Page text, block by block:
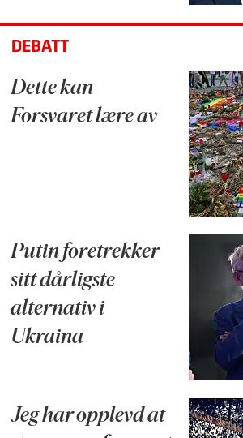
DEBATT
Dette kan
Forsvaret lære av
Putin foretrekker
sitt dårligste
alternativ i
Ukraina
Jeg har opplevd at